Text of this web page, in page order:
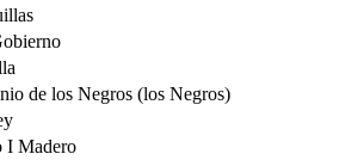
de los Negros (los Negros)
I Madero